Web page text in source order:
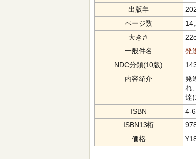
出版年
ページ数
大きさ
一般件名
発
NDC分類(10版)
143
内容紹介
発
れ
達
ISBN
4-
ISBN13桁
価格